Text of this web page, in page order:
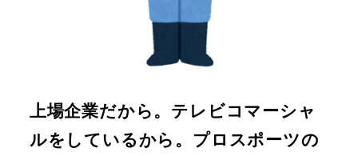
上場企業だから。テレビコマーシャ
ルをしているから。プロスポーツの